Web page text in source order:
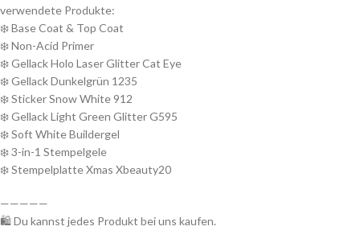
verwendete Produkte:
❄️ Base Coat & Top Coat
❄️ Non-Acid Primer
❄️ Gellack Holo Laser Glitter Cat Eye
❄️ Gellack Dunkelgrün 1235
❄️ Sticker Snow White 912
❄️ Gellack Light Green Glitter G595
❄️ Soft White Buildergel
❄️ 3-in-1 Stempelgele
❄️ Stempelplatte Xmas Xbeauty20
—————
🛍 Du kannst jedes Produkt bei uns kaufen.